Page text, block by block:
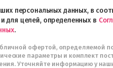
персональных данных, в
для целей, определенных в
.
офертой, определяемой
параметры и комплект
Уточняйте информацию у